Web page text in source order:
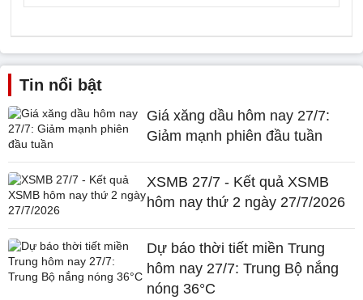
Tin nổi bật
Giá xăng dầu hôm nay 27/7:
Giảm mạnh phiên đầu tuần
XSMB 27/7 - Kết quả XSMB
hôm nay thứ 2 ngày 27/7/2026
Dự báo thời tiết miền Trung
hôm nay 27/7: Trung Bộ nắng
nóng 36°C